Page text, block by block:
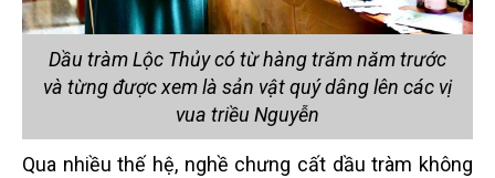
Dầu tràm Lộc Thủy có từ hàng trăm năm trước
và từng được xem là sản vật quý dâng lên các vị
vua triều Nguyễn
Qua nhiều thế hệ, nghề chưng cất dầu tràm không